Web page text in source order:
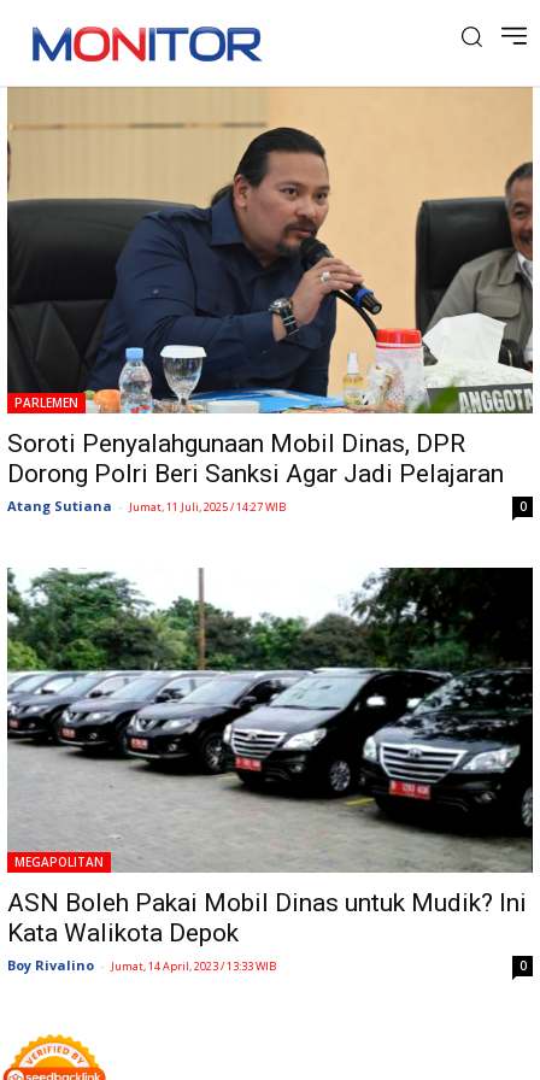
Tag: Mobil Dinas
PARLEMEN
Soroti Penyalahgunaan Mobil Dinas, DPR
Dorong Polri Beri Sanksi Agar Jadi Pelajaran
Atang Sutiana - Jumat, 11 Juli, 2025 / 14:27 WIB 0
MEGAPOLITAN
ASN Boleh Pakai Mobil Dinas untuk Mudik? Ini
Kata Walikota Depok
Boy Rivalino - Jumat, 14 April, 2023 / 13:33 WIB 0